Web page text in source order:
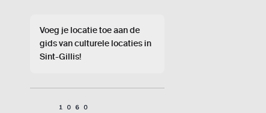
Voeg je locatie toe aan de
gids van culturele locaties in
Sint-Gillis!